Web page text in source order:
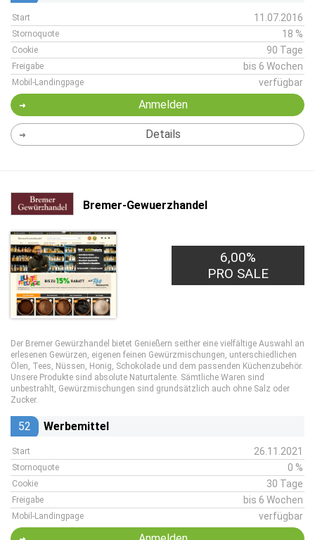
Start 11.07.2016
Stornoquote 18 %
Cookie 90 Tage
Freigabe bis 6 Wochen
Mobil-Landingpage verfügbar
Anmelden
Details
Bremer-Gewuerzhandel
6,00%
PRO SALE
Der Bremer Gewürzhandel bietet Genießern seither eine vielfältige Auswahl an
erlesenen Gewürzen, eigenen feinen Gewürzmischungen, unterschiedlichen
Ölen, Tees, Nüssen, Honig, Schokolade und dem passenden Küchenzubehör.
Unsere Produkte sind absolute Naturtalente. Sämtliche Waren sind
unbestrahlt, Gewürzmischungen sind grundsätzlich auch ohne Salz oder
Zucker.
52 Werbemittel
Start 26.11.2021
Stornoquote 0 %
Cookie 30 Tage
Freigabe bis 6 Wochen
Mobil-Landingpage verfügbar